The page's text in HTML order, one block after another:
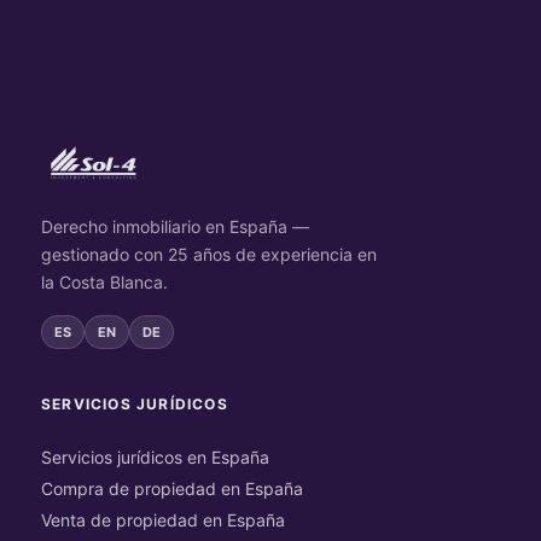
Derecho inmobiliario en España —
gestionado con 25 años de experiencia en
la Costa Blanca.
ES EN DE
SERVICIOS JURÍDICOS
Servicios jurídicos en España
Compra de propiedad en España
Venta de propiedad en España